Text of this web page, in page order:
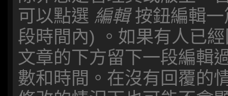
可以點選 編輯按鈕編輯一
段時間內) 。如果有人已
文章的下方留下一段編輯
數和時間。在沒有回覆的